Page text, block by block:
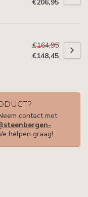
€206,95
€164,95
€148,45
contact met
helpen graag!